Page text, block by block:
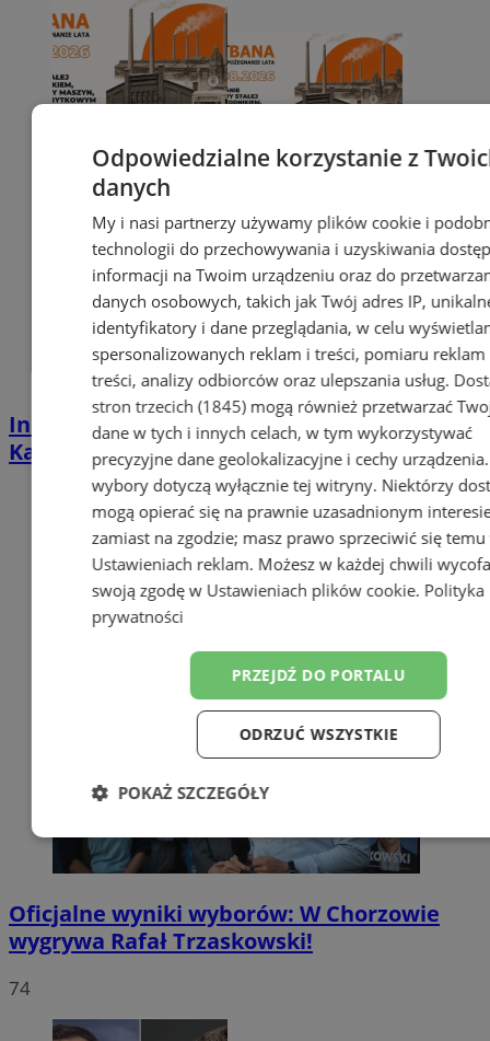
Industrialna podróż przez Chorzów i
Katowice. Nadchodzi HUTBANA 2026
Oficjalne wyniki wyborów: W Chorzowie
wygrywa Rafał Trzaskowski!
74
Odpowiedzialne korzystanie z
danych
My i nasi partnerzy używamy plików cookie i
technologii do przechowywania i uzyskiwania
informacji na Twoim urządzeniu oraz do
danych osobowych, takich jak Twój adres IP,
identyfikatory i dane przeglądania, w celu
spersonalizowanych reklam i treści, pomiaru reklam
treści, analizy odbiorców oraz ulepszania usług.
stron trzecich (1845)mogą również przetwarzać
dane w tych i innych celach, w tym wykorzystywać
precyzyjne dane geolokalizacyjne i cechy
wybory dotyczą wyłącznie tej witryny. Niektórzy
mogą opierać się na prawnie uzasadnionym
zamiast na zgodzie; masz prawo sprzeciwić się temu
Ustawieniach reklam. Możesz w każdej chwili
swoją zgodę w Ustawieniach plików cookie. Polityka
prywatności
PRZEJDŹ DO PORTALU
ODRZUĆ WSZYSTKIE
POKAŻ SZCZEGÓŁY
Niezbędne Wydajność
Funkcjonalność